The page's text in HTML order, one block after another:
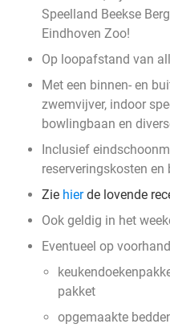
Speelland Beekse
Eindhoven Zoo!
Op loopafstand van
Met een binnen- en
zwemvijver, indoor
bowlingbaan en
Inclusief
reserveringskosten en
Zie hierde lovende
Ook geldig in het
Eventueel op
pakket
opgemaakte